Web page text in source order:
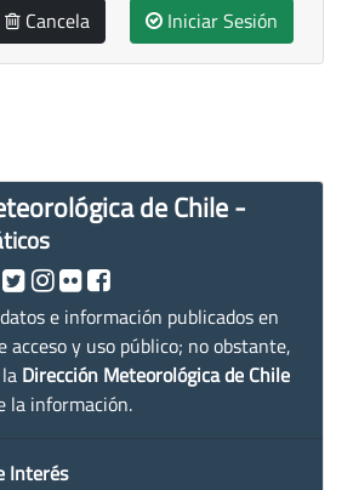
Cancela Iniciar Sesión
de Chile -
e información publicados en
acceso y uso público; no obstante,
Dirección Meteorológica de Chile
la información.
Interés